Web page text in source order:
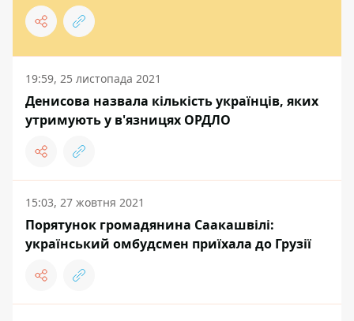
19:59, 25 листопада 2021
Денисова назвала кількість українців, яких
утримують у в'язницях ОРДЛО
15:03, 27 жовтня 2021
Порятунок громадянина Саакашвілі:
український омбудсмен приїхала до Грузії